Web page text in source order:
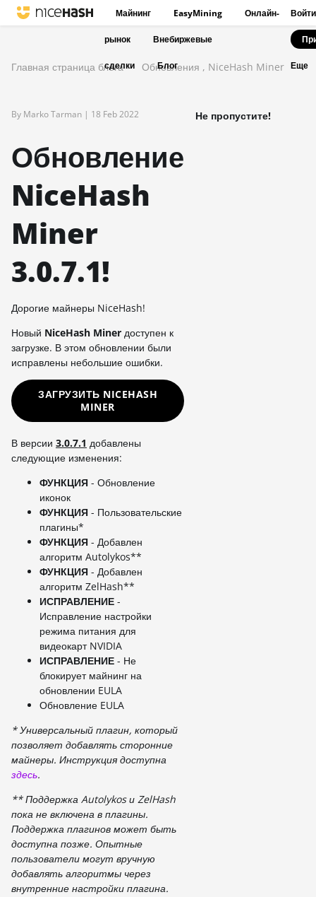
Майнинг EasyMining Онлайн-
рынок Внебиржевые
сделки Блог
Войти
Еще
Главная страница блога Обновления , NiceHash Miner
By Marko Tarman | 18 Feb 2022
Обновление
NiceHash
Miner
3.0.7.1!
Дорогие майнеры NiceHash!
Новый NiceHash Miner доступен к
загрузке. В этом обновлении были
исправлены небольшие ошибки.
ЗАГРУЗИТЬ NICEHASH
MINER
В версии 3.0.7.1 добавлены
следующие изменения:
ФУНКЦИЯ - Обновление
иконок
ФУНКЦИЯ - Пользовательские
плагины*
ФУНКЦИЯ - Добавлен
алгоритм Autolykos**
ФУНКЦИЯ - Добавлен
алгоритм ZelHash**
ИСПРАВЛЕНИЕ -
Исправление настройки
режима питания для
видеокарт NVIDIA
ИСПРАВЛЕНИЕ - Не
блокирует майнинг на
обновлении EULA
Обновление EULA
* Универсальный плагин, который
позволяет добавлять сторонние
майнеры. Инструкция доступна
здесь.
** Поддержка Autolykos и ZelHash
пока не включена в плагины.
Поддержка плагинов может быть
доступна позже. Опытные
пользователи могут вручную
добавлять алгоритмы через
внутренние настройки плагина.
Не пропустите!